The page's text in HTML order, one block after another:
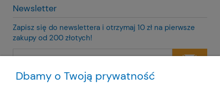
Newsletter
Zapisz się do newslettera i otrzymaj 10 zł na pierwsze
zakupy od 200 złotych!
Twoje dane będą przetwarzane zgodnie z nasząpolityką
prywatności
Dbamy o Twoją prywatność